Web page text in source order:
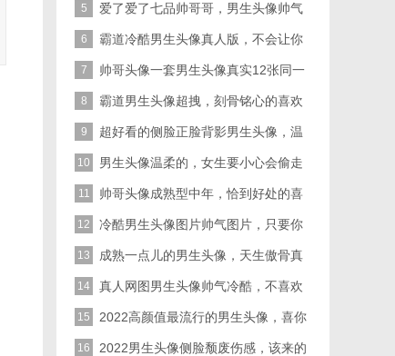
像简单干净
5 爱了爱了七品帅哥哥，男生头像帅气
霸气高冷图片
6 霸道冷酷男生头像真人版，不会让你
失望的男头
7 帅哥头像一套男生头像真实12张同一
人多张
8 霸道男生头像超拽，刻骨铭心的喜欢
快换上吧
9 超好看的侧脸正脸背影男生头像，温
柔带点儿野才会酷
10 男生头像温柔的，女生要小心会偷走
你的心
11 帅哥头像成熟型中年，恰到好处的喜
欢最舒服
12 冷酷男生头像图片帅气图片，只要你
喜欢从来没有辜负过
13 成熟一点儿的男生头像，天生傲骨真
男人
14 真人网图男生头像帅气冷酷，不喜欢
何必强求敷衍呢
15 2022高颜值最流行的男生头像，喜你
控制不住我自己
16 2022男生头像侧脸颓废伤感，该来的